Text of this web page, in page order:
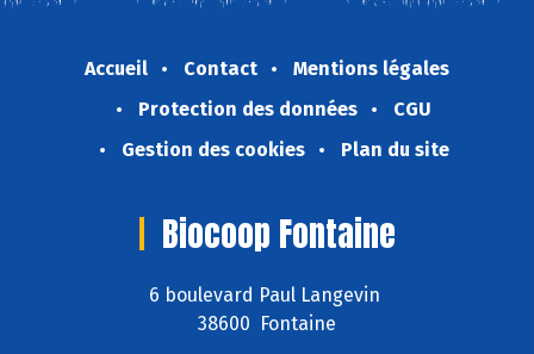
Accueil Contact
Mentions légales
Protection des données
CGU
Gestion des cookies
Plan du site
Biocoop Fontaine
6 boulevard Paul Langevin
38600 Fontaine